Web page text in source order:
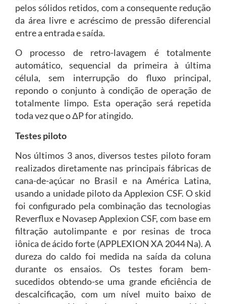
pelos sólidos retidos, com a consequente redução
da área livre e acréscimo de pressão diferencial
entre a entrada e saída.
O processo de retro-lavagem é totalmente
automático, sequencial da primeira à última
célula, sem interrupção do fluxo principal,
repondo o conjunto à condição de operação de
totalmente limpo. Esta operação será repetida
toda vez que o ΔP for atingido.
Testes piloto
Nos últimos 3 anos, diversos testes piloto foram
realizados diretamente nas principais fábricas de
cana-de-açúcar no Brasil e na América Latina,
usando a unidade piloto da Applexion CSF. O skid
foi configurado pela combinação das tecnologias
Reverflux e Novasep Applexion CSF, com base em
filtração autolimpante e por resinas de troca
iônica de ácido forte (APPLEXION XA 2044 Na). A
dureza do caldo foi medida na saída da coluna
durante os ensaios. Os testes foram bem-
sucedidos obtendo-se uma grande eficiência de
descalcificação, com um nível muito baixo de